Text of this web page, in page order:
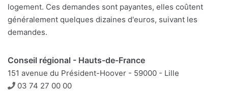
logement. Ces demandes sont payantes, elles coûtent
généralement quelques dizaines d'euros, suivant les
demandes.
Conseil régional - Hauts-de-France
151 avenue du Président-Hoover - 59000 - Lille
Téléphone
03 74 27 00 00